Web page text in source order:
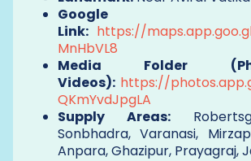
Google
Link: https://
MnHbVL8
Media Folder
Videos): https://
QKmYvdJpgLA
Supply Areas:
Sonbhadra, Varanasi,
Anpara, Ghazipur, Prayagraj,